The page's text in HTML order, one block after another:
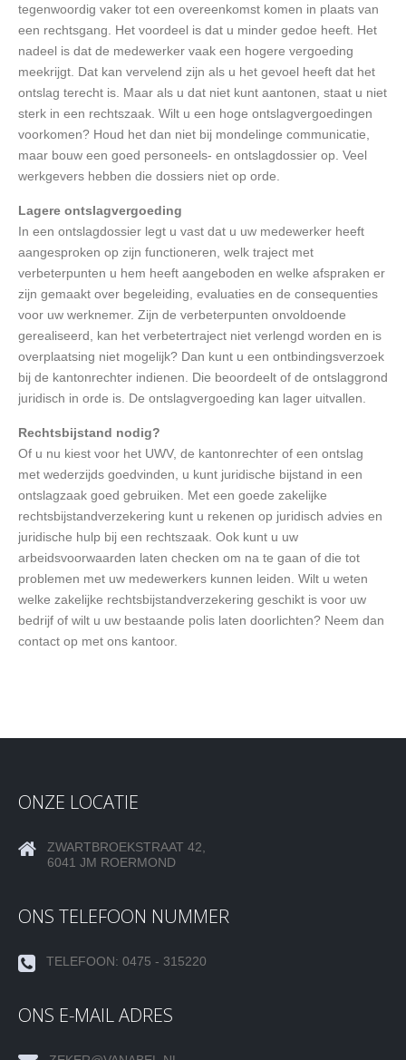
tegenwoordig vaker tot een overeenkomst komen in plaats van
een rechtsgang. Het voordeel is dat u minder gedoe heeft. Het
nadeel is dat de medewerker vaak een hogere vergoeding
meekrijgt. Dat kan vervelend zijn als u het gevoel heeft dat het
ontslag terecht is. Maar als u dat niet kunt aantonen, staat u niet
sterk in een rechtszaak. Wilt u een hoge ontslagvergoedingen
voorkomen? Houd het dan niet bij mondelinge communicatie,
maar bouw een goed personeels- en ontslagdossier op. Veel
werkgevers hebben die dossiers niet op orde.
Lagere ontslagvergoeding
In een ontslagdossier legt u vast dat u uw medewerker heeft
aangesproken op zijn functioneren, welk traject met
verbeterpunten u hem heeft aangeboden en welke afspraken er
zijn gemaakt over begeleiding, evaluaties en de consequenties
voor uw werknemer. Zijn de verbeterpunten onvoldoende
gerealiseerd, kan het verbetertraject niet verlengd worden en is
overplaatsing niet mogelijk? Dan kunt u een ontbindingsverzoek
bij de kantonrechter indienen. Die beoordeelt of de ontslaggrond
juridisch in orde is. De ontslagvergoeding kan lager uitvallen.
Rechtsbijstand nodig?
Of u nu kiest voor het UWV, de kantonrechter of een ontslag
met wederzijds goedvinden, u kunt juridische bijstand in een
ontslagzaak goed gebruiken. Met een goede zakelijke
rechtsbijstandverzekering kunt u rekenen op juridisch advies en
juridische hulp bij een rechtszaak. Ook kunt u uw
arbeidsvoorwaarden laten checken om na te gaan of die tot
problemen met uw medewerkers kunnen leiden. Wilt u weten
welke zakelijke rechtsbijstandverzekering geschikt is voor uw
bedrijf of wilt u uw bestaande polis laten doorlichten? Neem dan
contact op met ons kantoor.
ONZE LOCATIE
ZWARTBROEKSTRAAT 42,
6041 JM ROERMOND
ONS TELEFOON NUMMER
TELEFOON: 0475 - 315220
ONS E-MAIL ADRES